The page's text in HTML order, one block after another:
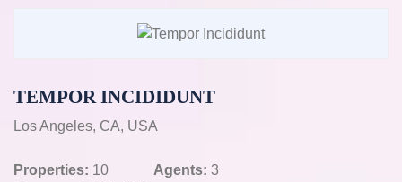
TEMPOR INCIDIDUNT
Los Angeles, CA, USA
Properties: 10 Agents: 3